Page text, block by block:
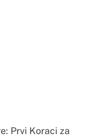
Prvi Koraci za